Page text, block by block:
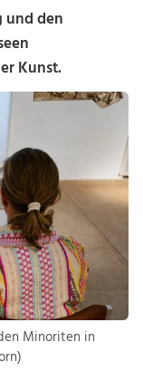
und den
Kunst.
Minoriten in